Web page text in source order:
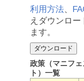
利用方法、
えダウンロー
ます。
政策（マニフェ
ト）一覧